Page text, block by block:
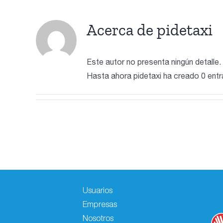
Acerca de pidetaxi
Este autor no presenta ningún detalle.
Hasta ahora pidetaxi ha creado 0
Usuarios
Empresas
Nosotros